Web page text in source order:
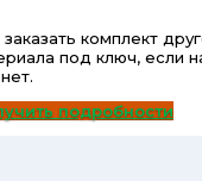
комплект
под ключ, если
подробности